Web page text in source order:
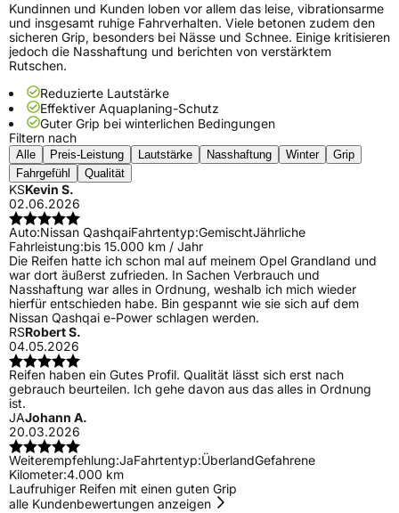
Kundinnen und Kunden loben vor allem das leise, vibrationsarme
und insgesamt ruhige Fahrverhalten. Viele betonen zudem den
sicheren Grip, besonders bei Nässe und Schnee. Einige kritisieren
jedoch die Nasshaftung und berichten von verstärktem
Rutschen.
Reduzierte Lautstärke
Effektiver Aquaplaning-Schutz
Guter Grip bei winterlichen Bedingungen
Filtern nach
Alle Preis-Leistung Lautstärke Nasshaftung Winter
Grip
Fahrgefühl
Qualität
KSKevin S.
02.06.2026
Auto:Nissan QashqaiFahrtentyp:GemischtJährliche
Fahrleistung:bis 15.000 km / Jahr
Die Reifen hatte ich schon mal auf meinem Opel Grandland und
war dort äußerst zufrieden. In Sachen Verbrauch und
Nasshaftung war alles in Ordnung, weshalb ich mich wieder
hierfür entschieden habe. Bin gespannt wie sie sich auf dem
Nissan Qashqai e-Power schlagen werden.
RSRobert S.
04.05.2026
Reifen haben ein Gutes Profil. Qualität lässt sich erst nach
gebrauch beurteilen. Ich gehe davon aus das alles in Ordnung
ist.
JAJohann A.
20.03.2026
Weiterempfehlung:JaFahrtentyp:ÜberlandGefahrene
Kilometer:4.000 km
Laufruhiger Reifen mit einen guten Grip
alle Kundenbewertungen anzeigen